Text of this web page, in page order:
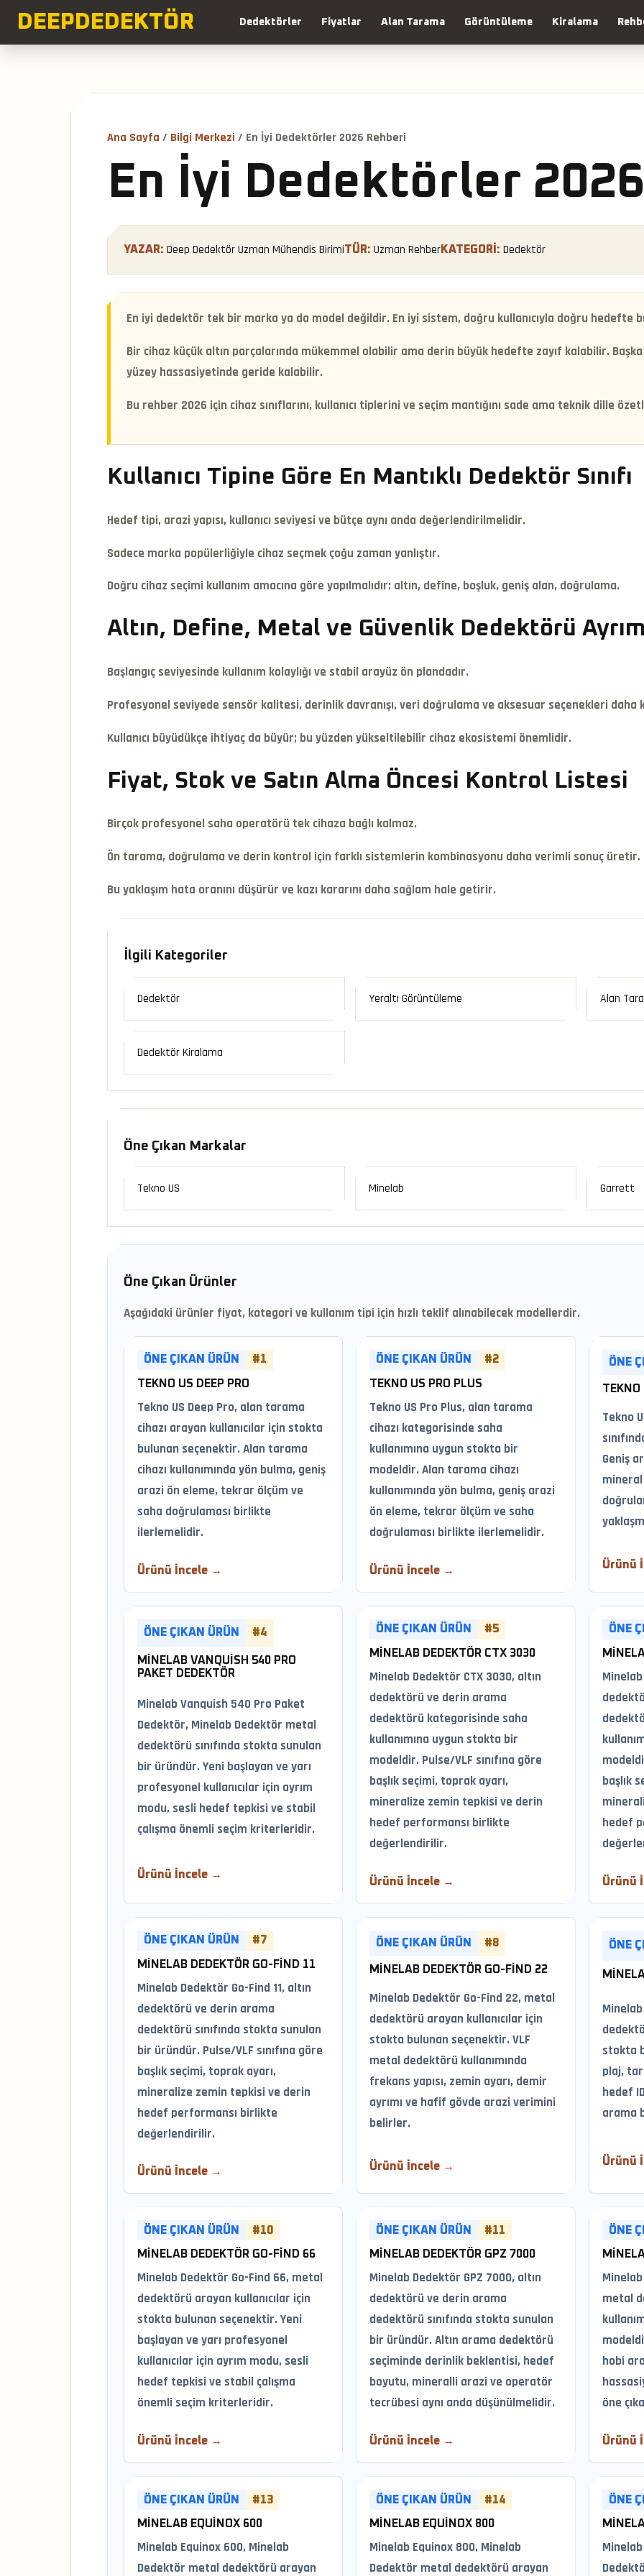
DEEP DEDEKTÖR Dedektörler Fiyatlar Alan Tarama Görüntüleme Kiralama
Ana Sayfa / Bilgi Merkezi / En İyi Dedektörler 2026 Rehberi
En İyi Dedektörler
YAZAR: Deep Dedektör Uzman Mühendis BirimiTÜR: Uzman RehberKATEGORI: Dedektör
En iyi dedektör tek bir marka ya da model değildir. En iyi sistem, doğru kullanıcıyla doğru hedefte
Bir cihaz küçük altın parçalarında mükemmel olabilir ama derin büyük hedefte zayıf kalabilir.
yüzey hassasiyetinde geride kalabilir.
Bu rehber 2026 için cihaz sınıflarını, kullanıcı tiplerini ve seçim mantığını sade ama teknik dille
Kullanıcı Tipine Göre En Mantıklı Dedektör Sınıfı
Hedef tipi, arazi yapısı, kullanıcı seviyesi ve bütçe aynı anda değerlendirilmelidir.
Sadece marka popülerliğiyle cihaz seçmek çoğu zaman yanlıştır.
Doğru cihaz seçimi kullanım amacına göre yapılmalıdır: altın, define, boşluk, geniş alan, doğrulama.
Altın, Define, Metal ve Güvenlik Dedektörü
Başlangıç seviyesinde kullanım kolaylığı ve stabil arayüz ön plandadır.
Profesyonel seviyede sensör kalitesi, derinlik davranışı, veri doğrulama ve aksesuar seçenekleri
Kullanıcı büyüdükçe ihtiyaç da büyür; bu yüzden yükseltilebilir cihaz ekosistemi önemlidir.
Fiyat, Stok ve Satın Alma Öncesi Kontrol Listesi
Birçok profesyonel saha operatörü tek cihaza bağlı kalmaz.
Ön tarama, doğrulama ve derin kontrol için farklı sistemlerin kombinasyonu daha verimli sonuç üretir.
Bu yaklaşım hata oranını düşürür ve kazı kararını daha sağlam hale getirir.
İlgili Kategoriler
Dedektör Yeraltı Görüntüleme Alan
Dedektör Kiralama
Öne Çıkan Markalar
Tekno US Minelab Garrett
Öne Çıkan Ürünler
Aşağıdaki ürünler fiyat, kategori ve kullanım tipi için hızlı teklif alınabilecek modellerdir.
ÖNE ÇIKAN ÜRÜN #1
TEKNO US DEEP PRO
Tekno US Deep Pro, alan tarama
cihazı arayan kullanıcılar için stokta
bulunan seçenektir. Alan tarama
cihazı kullanımında yön bulma, geniş
arazi ön eleme, tekrar ölçüm ve
saha doğrulaması birlikte
ilerlemelidir.
Ürünü İncele →
ÖNE ÇIKAN ÜRÜN #2
TEKNO US PRO PLUS
Tekno US Pro Plus, alan tarama
cihazı kategorisinde saha
kullanımına uygun stokta bir
modeldir. Alan tarama cihazı
kullanımında yön bulma, geniş arazi
ön eleme, tekrar ölçüm ve saha
doğrulaması birlikte ilerlemelidir.
Ürünü İncele →
ÖNE
TEKNO
Tekno
Geniş
Ürünü
ÖNE ÇIKAN ÜRÜN #4
MINELAB VANQUISH 540 PRO
PAKET DEDEKTÖR
Minelab Vanquish 540 Pro Paket
Dedektör, Minelab Dedektör metal
dedektörü sınıfında stokta sunulan
bir üründür. Yeni başlayan ve yarı
profesyonel kullanıcılar için ayrım
modu, sesli hedef tepkisi ve stabil
çalışma önemli seçim kriterleridir.
Ürünü İncele →
ÖNE ÇIKAN ÜRÜN #5
MINELAB DEDEKTÖR CTX 3030
Minelab Dedektör CTX 3030, altın
dedektörü ve derin arama
dedektörü kategorisinde saha
kullanımına uygun stokta bir
modeldir. Pulse/VLF sınıfına göre
başlık seçimi, toprak ayarı,
mineralize zemin tepkisi ve derin
hedef performansı birlikte
değerlendirilir.
Ürünü İncele →
ÖNE
başlık
hedef
Ürünü
ÖNE ÇIKAN ÜRÜN #7
MINELAB DEDEKTÖR GO-FIND 11
Minelab Dedektör Go-Find 11, altın
dedektörü ve derin arama
dedektörü sınıfında stokta sunulan
bir üründür. Pulse/VLF sınıfına göre
başlık seçimi, toprak ayarı,
mineralize zemin tepkisi ve derin
hedef performansı birlikte
değerlendirilir.
Ürünü İncele →
ÖNE ÇIKAN ÜRÜN #8
MINELAB DEDEKTÖR GO-FIND 22
Minelab Dedektör Go-Find 22, metal
dedektörü arayan kullanıcılar için
stokta bulunan seçenektir. VLF
metal dedektörü kullanımında
frekans yapısı, zemin ayarı, demir
ayrımı ve hafif gövde arazi verimini
belirler.
Ürünü İncele →
ÖNE
stokta
plaj,
hedef
arama
Ürünü
ÖNE ÇIKAN ÜRÜN #10
MINELAB DEDEKTÖR GO-FIND 66
Minelab Dedektör Go-Find 66, metal
dedektörü arayan kullanıcılar için
stokta bulunan seçenektir. Yeni
başlayan ve yarı profesyonel
kullanıcılar için ayrım modu, sesli
hedef tepkisi ve stabil çalışma
önemli seçim kriterleridir.
Ürünü İncele →
ÖNE ÇIKAN ÜRÜN #11
MINELAB DEDEKTÖR GPZ 7000
Minelab Dedektör GPZ 7000, altın
dedektörü ve derin arama
dedektörü sınıfında stokta sunulan
bir üründür. Altın arama dedektörü
seçiminde derinlik beklentisi, hedef
boyutu, mineralli arazi ve operatör
tecrübesi aynı anda düşünülmelidir.
Ürünü İncele →
ÖNE
metal
hobi
öne
Ürünü
ÖNE ÇIKAN ÜRÜN #13
MINELAB EQUINOX 600
Minelab Equinox 600, Minelab
Dedektör metal dedektörü arayan
ÖNE ÇIKAN ÜRÜN #14
MINELAB EQUINOX 800
Minelab Equinox 800, Minelab
Dedektör metal dedektörü arayan
ÖNE
Minelab